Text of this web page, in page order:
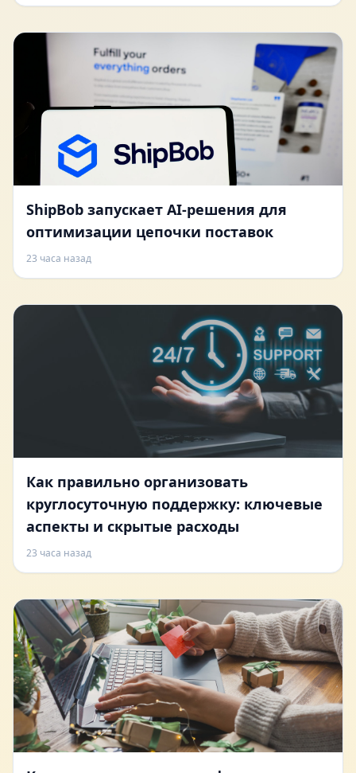
ShipBob запускает AI-решения для
оптимизации цепочки поставок
23 часа назад
Как правильно организовать
круглосуточную поддержку: ключевые
аспекты и скрытые расходы
23 часа назад